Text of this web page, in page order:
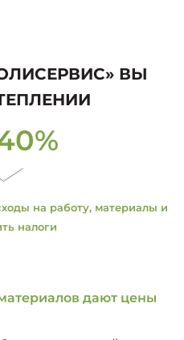
ВЫ
на работу, материалы и
налоги
дают цены